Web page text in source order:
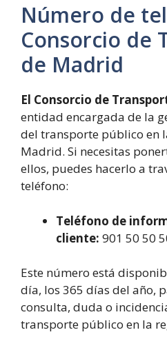
Número de
Consorcio de
de Madrid
El Consorcio de
entidad encargada de la
del transporte público en
Madrid. Si necesitas
ellos, puedes hacerlo a
teléfono:
Teléfono de
cliente: 901 50 50
Este número está
día, los 365 días del año,
consulta, duda o
transporte público en la